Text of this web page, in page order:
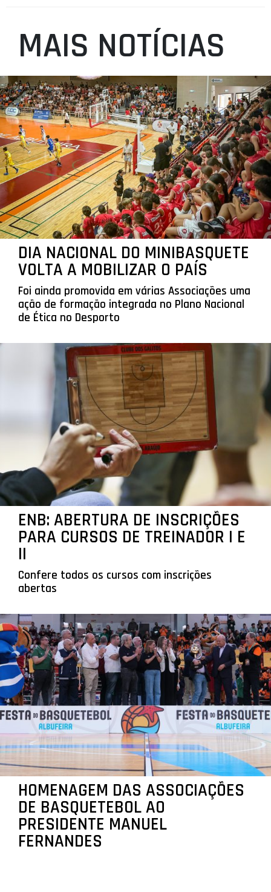
MAIS NOTÍCIAS
DIA NACIONAL DO MINIBASQUETE
VOLTA A MOBILIZAR O PAÍS
Foi ainda promovida em várias Associações uma
ação de formação integrada no Plano Nacional
de Ética no Desporto
ENB: ABERTURA DE INSCRIÇÕES
PARA CURSOS DE TREINADOR I E
II
Confere todos os cursos com inscrições
abertas
HOMENAGEM DAS ASSOCIAÇÕES
DE BASQUETEBOL AO
PRESIDENTE MANUEL
FERNANDES